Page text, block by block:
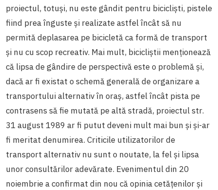
proiectul, totuși, nu este gândit pentru bicicliști, pistele
fiind prea înguste și realizate astfel încât să nu
permită deplasarea pe bicicletă ca formă de transport
și nu cu scop recreativ. Mai mult, bicicliștii menționează
că lipsa de gândire de perspectivă este o problemă și,
dacă ar fi existat o schemă generală de organizare a
transportului alternativ în oraș, astfel încât pista pe
contrasens să fie mutată pe altă stradă, proiectul str.
31 august 1989 ar fi putut deveni mult mai bun și și-ar
fi meritat denumirea. Criticile utilizatorilor de
transport alternativ nu sunt o noutate, la fel și lipsa
unor consultărilor adevărate. Evenimentul din 20
noiembrie a confirmat din nou că opinia cetățenilor și